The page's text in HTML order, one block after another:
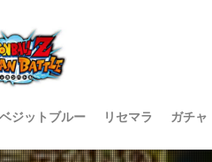
ベジットブルー リセマラ ガチャ